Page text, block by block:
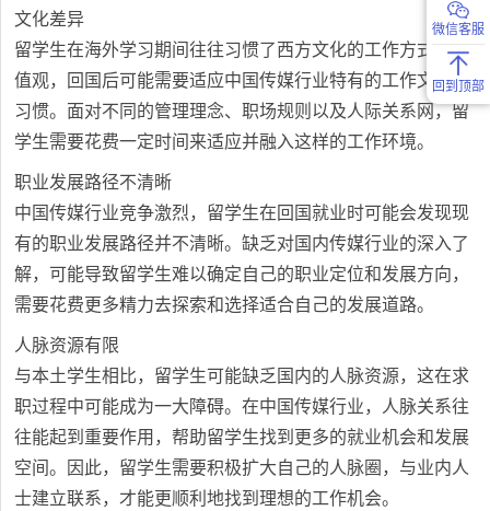
文化差异
留学生在海外学习期间往往习惯了西方文化的工作方式和价
值观，回国后可能需要适应中国传媒行业特有的工作文化和
习惯。面对不同的管理理念、职场规则以及人际关系网，留
学生需要花费一定时间来适应并融入这样的工作环境。
职业发展路径不清晰
中国传媒行业竞争激烈，留学生在回国就业时可能会发现现
有的职业发展路径并不清晰。缺乏对国内传媒行业的深入了
解，可能导致留学生难以确定自己的职业定位和发展方向，
需要花费更多精力去探索和选择适合自己的发展道路。
人脉资源有限
与本土学生相比，留学生可能缺乏国内的人脉资源，这在求
职过程中可能成为一大障碍。在中国传媒行业，人脉关系往
往能起到重要作用，帮助留学生找到更多的就业机会和发展
空间。因此，留学生需要积极扩大自己的人脉圈，与业内人
士建立联系，才能更顺利地找到理想的工作机会。
微信客服
回到顶部